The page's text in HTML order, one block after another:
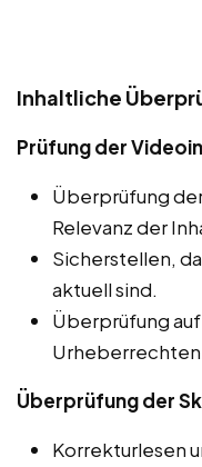
Inhaltliche
Prüfung der
Überprüfung
Relevanz der
Sicherstellen,
aktuell sind.
Überprüfung
Überprüfung der
Korrekturlesen